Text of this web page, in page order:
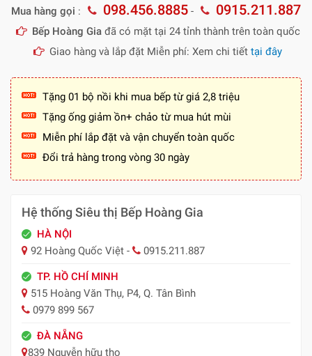
Mua hàng gọi : 098.456.8885 - 0915.211.887
Bếp Hoàng Giađã có mặt tại 24 tỉnh thành trên toàn quốc
Giao hàng và lắp đặt Miễn phí: Xem chi tiết tại đây
Tặng 01 bộ nồi khi mua bếp từ giá 2,8 triệu
Tặng ống giảm ồn+ chảo từ mua hút mùi
Miễn phí lắp đặt và vận chuyển toàn quốc
Đổi trả hàng trong vòng 30 ngày
Hệ thống Siêu thị Bếp Hoàng Gia
HÀ NỘI
92 Hoàng Quốc Việt -
0915.211.887
TP. HỒ CHÍ MINH
515 Hoàng Văn Thụ, P4, Q. Tân Bình
0979 899 567
ĐÀ NẴNG
839 Nguyễn hữu thọ